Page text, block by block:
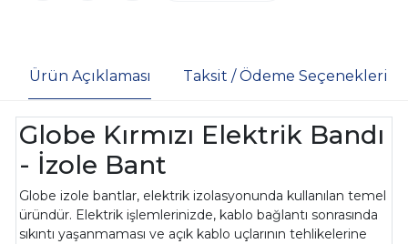
Ürün Açıklaması Taksit / Ödeme Seçenekleri
Globe Kırmızı Elektrik Bandı
- İzole Bant
Globe izole bantlar, elektrik izolasyonunda kullanılan temel
üründür. Elektrik işlemlerinizde, kablo bağlantı sonrasında
sıkıntı yaşanmaması ve açık kablo uçlarının tehlikelerine